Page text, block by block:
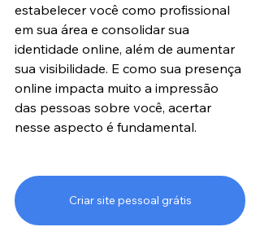
estabelecer você como profissional
em sua área e consolidar sua
identidade online, além de aumentar
sua visibilidade. E como sua presença
online impacta muito a impressão
das pessoas sobre você, acertar
nesse aspecto é fundamental.
Criar site pessoal grátis